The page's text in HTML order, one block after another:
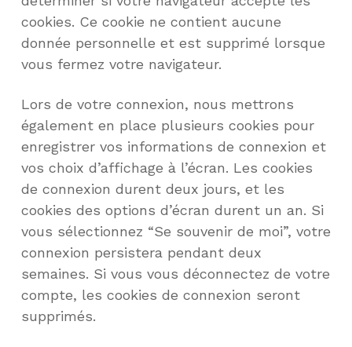
cookies. Ce cookie ne contient aucune
donnée personnelle et est supprimé lorsque
vous fermez votre navigateur.
Lors de votre connexion, nous mettrons
également en place plusieurs cookies pour
enregistrer vos informations de connexion et
vos choix d’affichage à l’écran. Les cookies
de connexion durent deux jours, et les
cookies des options d’écran durent un an. Si
vous sélectionnez “Se souvenir de moi”, votre
connexion persistera pendant deux
semaines. Si vous vous déconnectez de votre
compte, les cookies de connexion seront
supprimés.